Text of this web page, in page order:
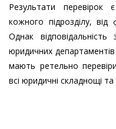
Результати перевірок
кожного підрозділу, від
Однак
юридичних
мають ретельно
всі юридичні складнощі